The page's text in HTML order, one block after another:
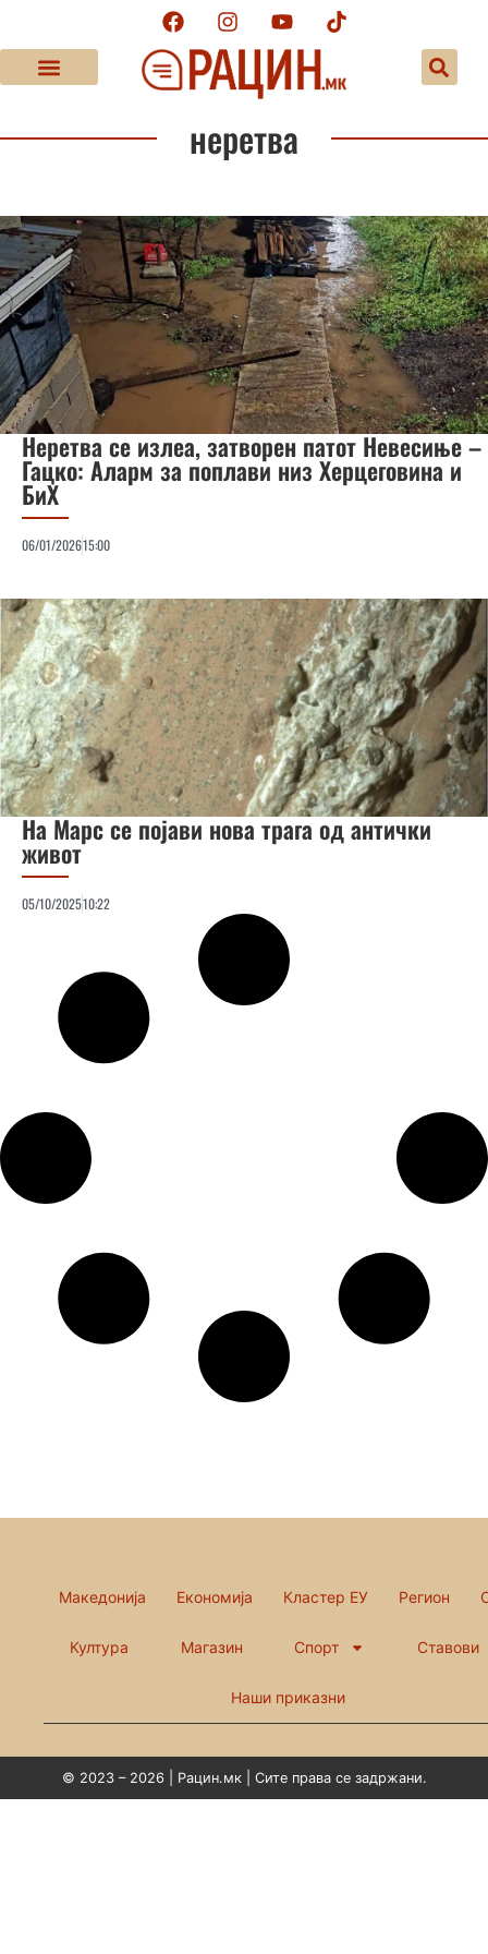
неретва
Неретва се излеа, затворен патот Невесиње –
Гацко: Аларм за поплави низ Херцеговина и
БиХ
06/01/202615:00
На Марс се појави нова трага од антички
живот
05/10/202510:22
Македонија Економија Кластер ЕУ Регион
Култура Магазин Спорт Ставови
Наши приказни
© 2023 – 2026 | Рацин.мк | Сите права се задржани.